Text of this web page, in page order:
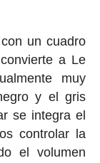
un cuadro
a Le
muy
y el gris
se integra el
controlar la
el volumen